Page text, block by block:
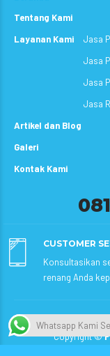
Tentang Kami
Layanan Kami
Jasa
Jasa
Jasa
Jasa
Artikel dan Blog
Galeri
Kontak Kami
CUSTOMER
Konsultasikan
renang Anda
Copyright ©
Whatsapp Kami